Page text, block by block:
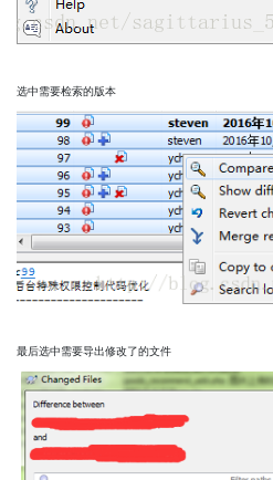
选中需要检索的版本
最后选中需要导出修改了的文件